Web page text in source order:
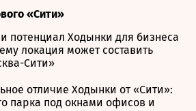
«Сити»
потенциал Ходынки для бизнеса
локация может составить
Сити»
отличие Ходынки от «Сити»:
парка под окнами офисов и